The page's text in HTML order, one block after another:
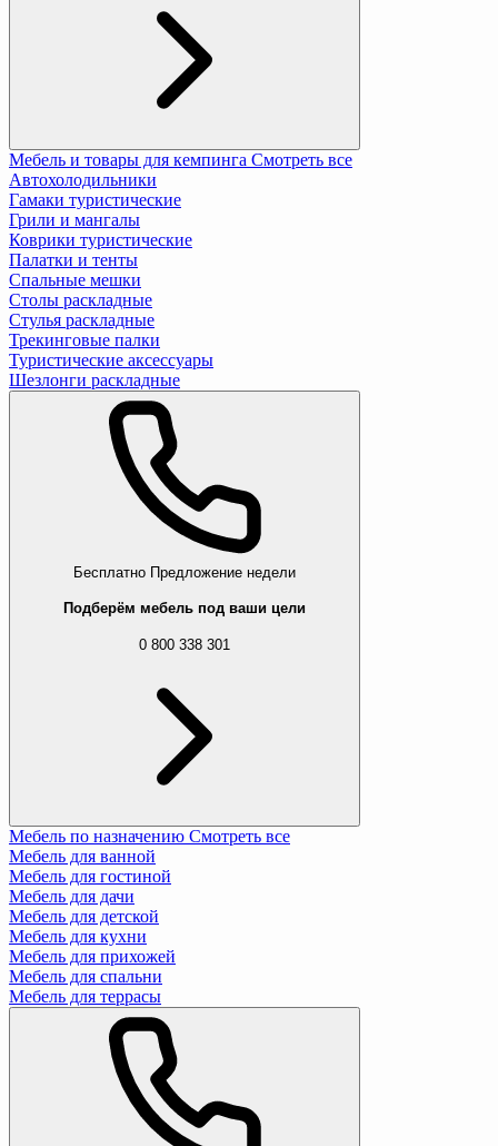
Мебель и товары для кемпинга Смотреть все
Автохолодильники
Гамаки туристические
Грили и мангалы
Коврики туристические
Палатки и тенты
Спальные мешки
Столы раскладные
Стулья раскладные
Трекинговые палки
Туристические аксессуары
Шезлонги раскладные
Бесплатно Предложение недели
Подберём мебель под ваши цели
0 800 338 301
Мебель по назначению Смотреть все
Мебель для ванной
Мебель для гостиной
Мебель для дачи
Мебель для детской
Мебель для кухни
Мебель для прихожей
Мебель для спальни
Мебель для террасы